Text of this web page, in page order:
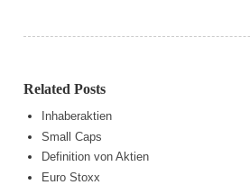
Related Posts
Inhaberaktien
Small Caps
Definition von Aktien
Euro Stoxx